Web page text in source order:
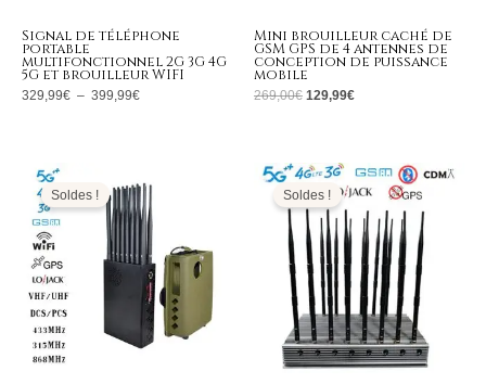
Signal de téléphone
portable
multifonctionnel 2G 3G 4G
5G et brouilleur WIFI
329,99€ – 399,99€
Mini brouilleur caché de
GSM GPS de 4 antennes de
conception de puissance
mobile
269,00€ 129,99€
Soldes !initial
était :
1.799,00€.
prix
actuel
est :
789,99€.
Soldes !
Le
prix
initial
était :
1.999,00€.
Le
prix
actuel
999,99€.